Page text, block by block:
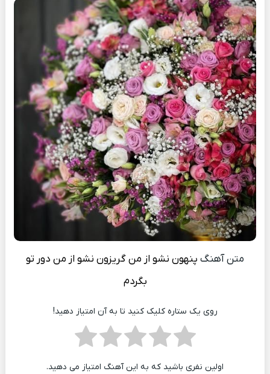
متن آهنگ پنهون نشو از من گریزون نشو از من دور تو
بگردم
روی یک ستاره کلیک کنید تا به آن امتیاز دهید!
اولین نفری باشید که به این آهنگ امتیاز می دهید.